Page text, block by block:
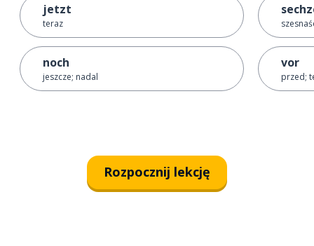
jetzt
teraz
noch
jeszcze; nadal
vor
przed;
Rozpocznij lekcję